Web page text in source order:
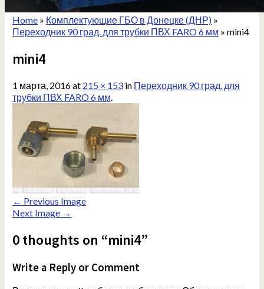
Home» Комплектующие ГБО в Донецке (ДНР)»
Переходник 90 град. для трубки ПВХ FARO 6 мм » mini4
mini4
1 марта, 2016at 215 × 153in Переходник 90 град. для
трубки ПВХ FARO 6 мм.
← Previous Image
Next Image →
0 thoughts on “mini4”
Write a Reply or Comment